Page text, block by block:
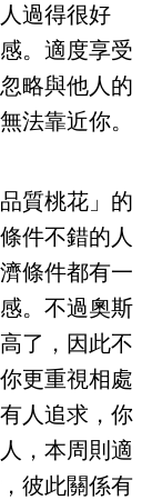
過得很好
。適度享受
略與他人的
法靠近你。
質桃花」的
件不錯的人
條件都有一
。不過奧斯
了，因此不
更重視相處
人追求，你
，本周則適
彼此關係有